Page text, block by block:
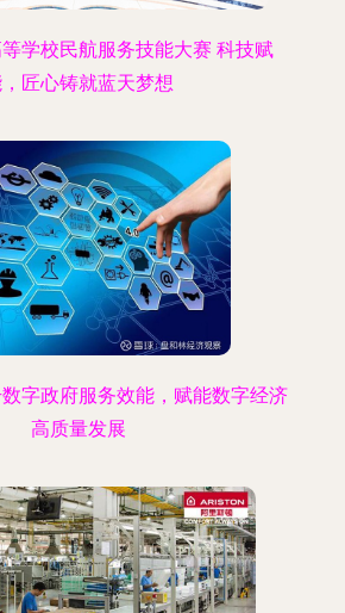
学校民航服务技能大赛 科技赋
匠心铸就蓝天梦想
字政府服务效能，赋能数字经济
高质量发展